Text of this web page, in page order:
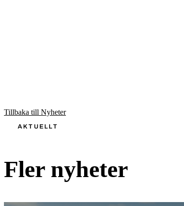
Tillbaka till Nyheter
AKTUELLT
Fler nyheter